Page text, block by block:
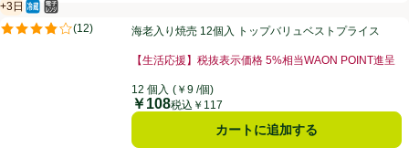
海老入り焼売 12個入 トップバリュベストプライス
+3日
賞味・消費期限保証：3日
冷蔵食品
電子レンジ使用可
(12)
評価は12件のレビューで5点中3.8点。海老入り焼売 12個入 トップバリュベストプライス
【生活応援】税抜表示価格 5%相当WAON POINT進呈
12 個入 (￥9 /個)
価格
￥108税込￥117
カートに追加する